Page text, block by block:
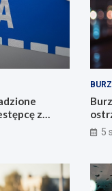
z
5